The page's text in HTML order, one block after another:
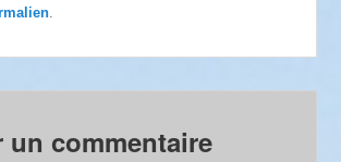
.
un commentaire